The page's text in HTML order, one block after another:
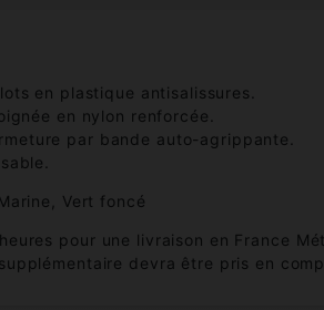
en plastique antisalissures.
en nylon renforcée.
par bande auto-agrippante.
Vert foncé
pour une livraison en France
devra être pris en